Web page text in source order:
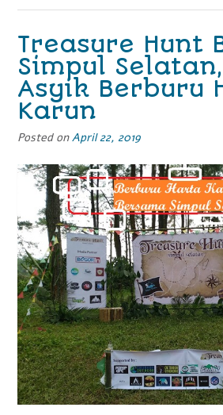
Cantigi”
Treasure Hunt
Simpul
Asyik Berburu
Karun
Posted onApril 22, 2019